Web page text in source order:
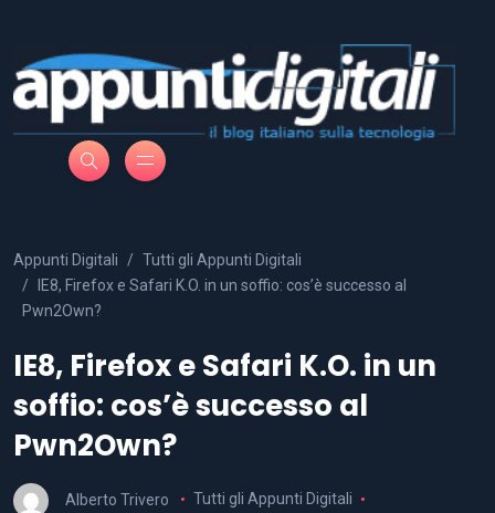
Appunti Digitali
Tutti gli Appunti Digitali
IE8, Firefox e Safari K.O. in un soffio: cos’è successo al
Pwn2Own?
IE8, Firefox e Safari K.O. in un
soffio: cos’è successo al
Pwn2Own?
Alberto Trivero
Tutti gli Appunti Digitali